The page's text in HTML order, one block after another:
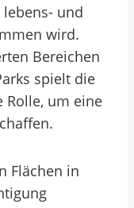
lebens- und
wird.
Bereichen
spielt die
Rolle, um eine
Flächen in